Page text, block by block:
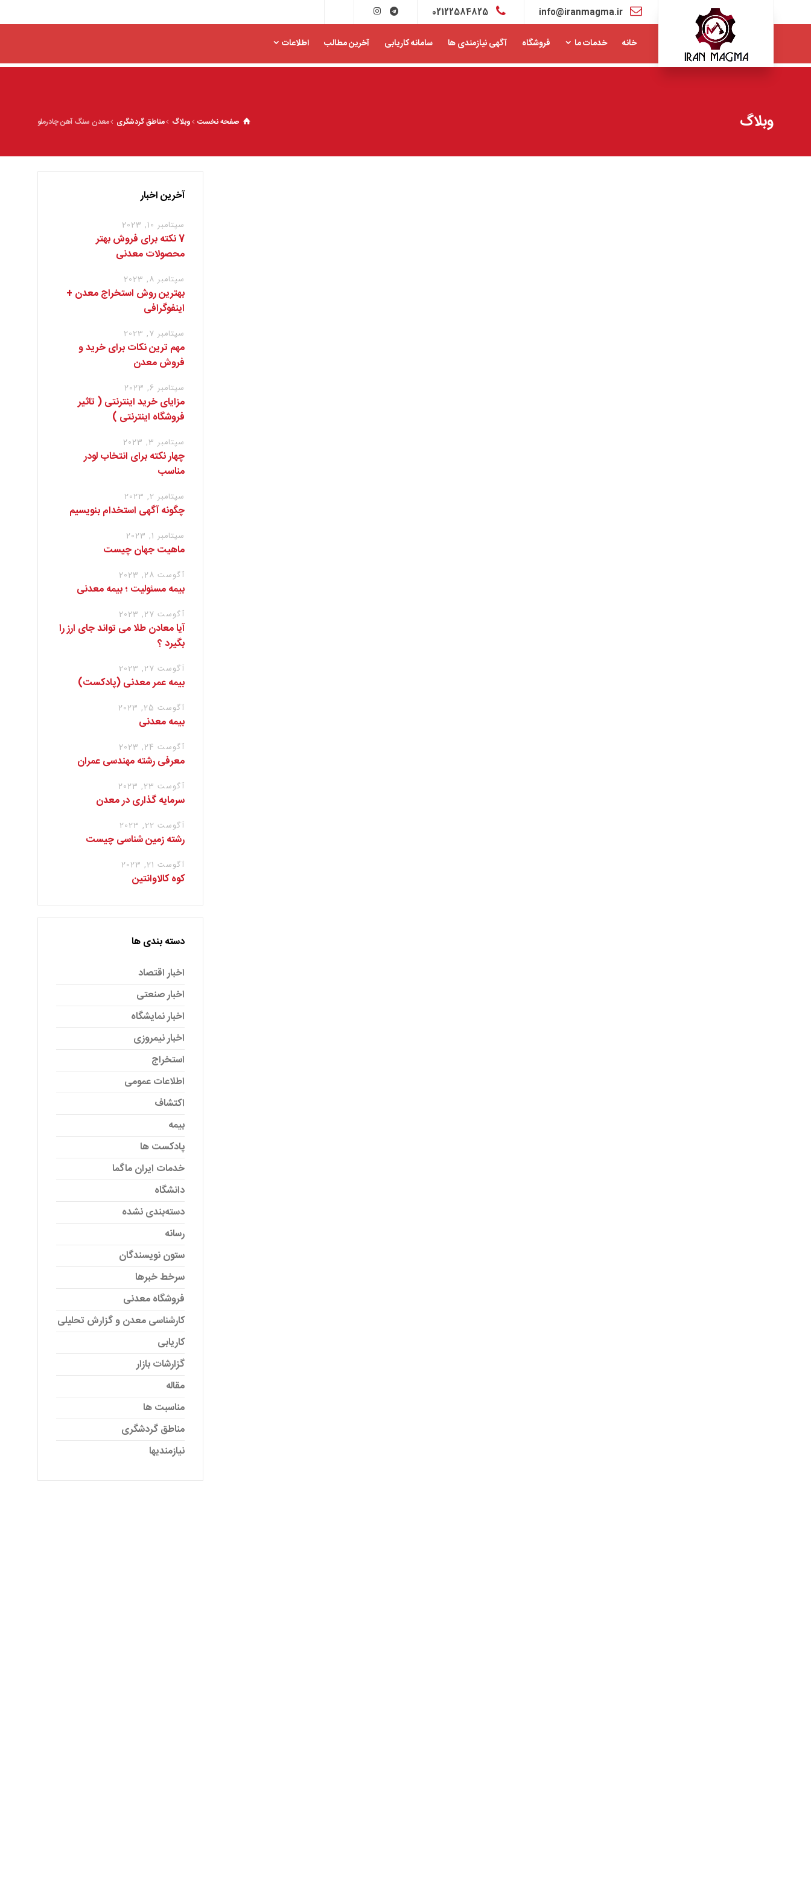
info@iranmagma.ir
02122584825
خانه خدمات ما فروشگاه آگهی نیازمندی ها سامانه کاریابی آخرین مطالب اطلاعات
وبلاگ صفحه نخست وبلاگ مناطق گردشگری معدن سنگ آهن چادرملو
آخرین اخبار
سپتامبر 10, 2023
7 نکته برای فروش بهتر
محصولات معدنی
سپتامبر 8, 2023
بهترین روش استخراج معدن +
اینفوگرافی
سپتامبر 7, 2023
مهم ترین نکات برای خرید و
فروش معدن
سپتامبر 6, 2023
مزایای خرید اینترنتی ( تاثیر
فروشگاه اینترنتی )
سپتامبر 3, 2023
چهار نکته برای انتخاب لودر
مناسب
سپتامبر 2, 2023
چگونه آگهی استخدام بنویسیم
سپتامبر 1, 2023
ماهیت جهان چیست
آگوست 28, 2023
بیمه مسئولیت ؛ بیمه معدنی
آگوست 27, 2023
آیا معادن طلا می تواند جای ارز را
بگیرد ؟
آگوست 27, 2023
بیمه عمر معدنی (پادکست)
آگوست 25, 2023
بیمه معدنی
آگوست 24, 2023
معرفی رشته مهندسی عمران
آگوست 23, 2023
سرمایه گذاری در معدن
آگوست 22, 2023
رشته زمین شناسی چیست
آگوست 21, 2023
کوه کالاوانتین
دسته بندی ها
اخبار اقتصاد
اخبار صنعتی
اخبار نمایشگاه
اخبار نیمروزی
استخراج
اطلاعات عمومی
اکتشاف
بیمه
پادکست ها
خدمات ایران ماگما
دانشگاه
دسته‌بندی نشده
رسانه
ستون نویسندگان
سرخط خبرها
فروشگاه معدنی
کارشناسی معدن و گزارش تحلیلی
کاریابی
گزارشات بازار
مقاله
مناسبت ها
مناطق گردشگری
نیازمندیها